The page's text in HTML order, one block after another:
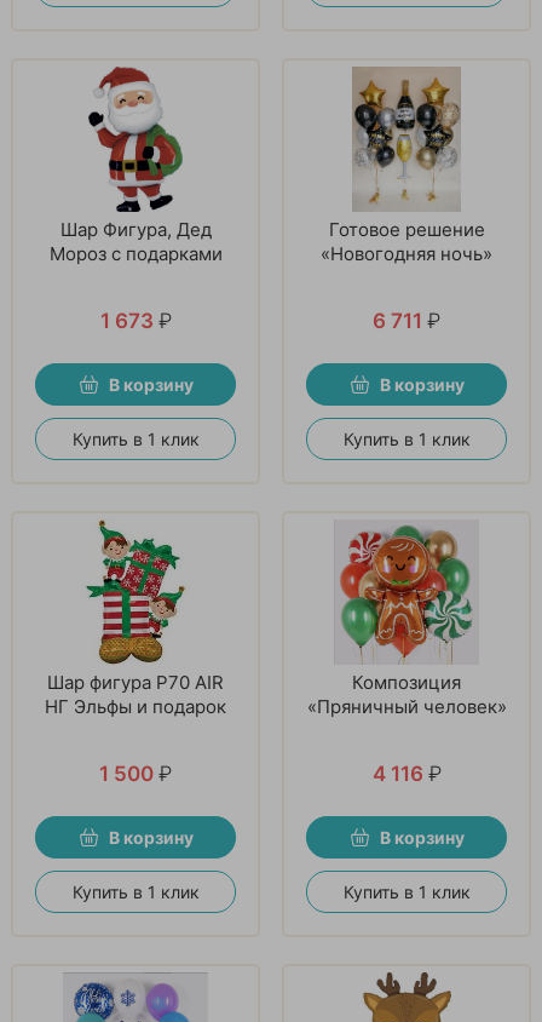
Шар Фигура, Дед
Мороз с подарками
1 673 ₽
В корзину
Купить в 1 клик
Готовое решение
«Новогодняя ночь»
6 711 ₽
В корзину
Купить в 1 клик
Шар фигура P70 AIR
НГ Эльфы и подарок
1 500 ₽
В корзину
Купить в 1 клик
Композиция
«Пряничный человек»
4 116 ₽
В корзину
Купить в 1 клик